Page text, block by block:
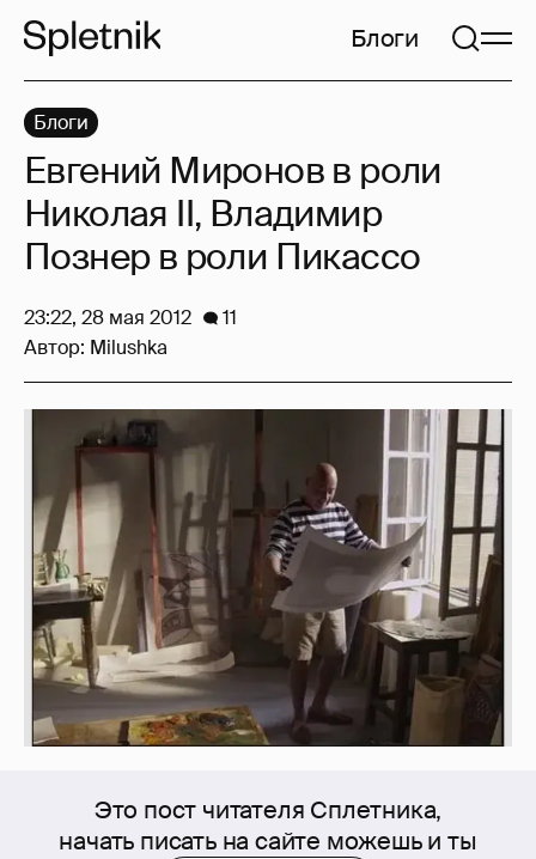
Блоги
Это пост читателя Сплетника,
начать писать на сайте можешь и ты
Блоги
Евгений Миронов в роли
Николая II, Владимир
Познер в роли Пикассо
23:22, 28 мая 2012
11
Автор: Milushka